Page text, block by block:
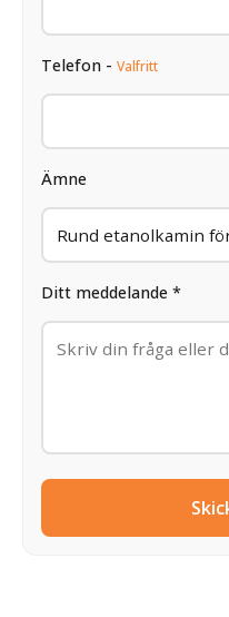
Telefon - Valfritt
Ämne
Ditt meddelande *